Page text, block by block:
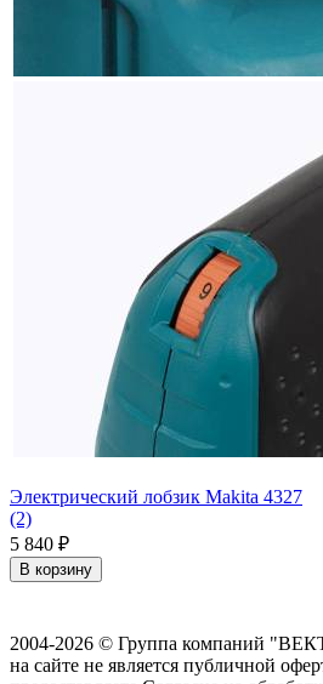
Электрический лобзик Makita 4327
(2)
5 840 ₽
В корзину
2004-2026 © Группа компаний
на сайте не является публичной